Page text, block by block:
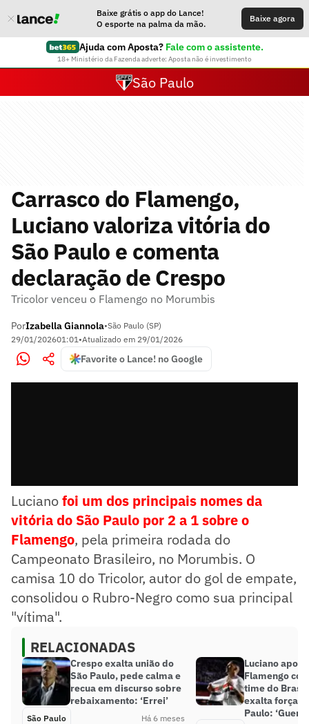
Baixe grátis o app do Lance!
O esporte na palma da mão.
Baixe agora
Ajuda com Aposta? Fale com o assistente.
18+ Ministério da Fazenda adverte: Aposta não é investimento
São Paulo
Carrasco do Flamengo,
Luciano valoriza vitória do
São Paulo e comenta
declaração de Crespo
Tricolor venceu o Flamengo no Morumbis
PorIzabella Giannola•São Paulo (SP)
29/01/202601:01•Atualizado em 29/01/2026
Favorite o Lance! no Google
Lucianofoi um dos principais nomes da
vitória do São Paulo por 2 a 1 sobre o
Flamengo, pela primeira rodada do
Campeonato Brasileiro, no Morumbis. O
camisa 10 do Tricolor, autor do gol de empate,
consolidou o Rubro-Negro como sua principal
"vítima".
RELACIONADAS
Crespo exalta união do
São Paulo, pede calma e
recua em discurso sobre
rebaixamento: ‘Errei’
São Paulo Há 6 meses
Luciano
Flamengo
time do
exalta força
Paulo: